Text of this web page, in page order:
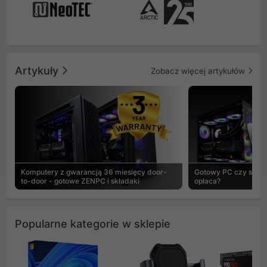
Artykuły Zobacz więcej artykułów
Komputery z gwarancją 36 miesięcy door-
to-door - gotowe ZENPC i składaki
Gotowy PC czy
opłaca?
Popularne kategorie w sklepie